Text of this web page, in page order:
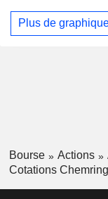
Plus de
Bourse Actions
Cotations